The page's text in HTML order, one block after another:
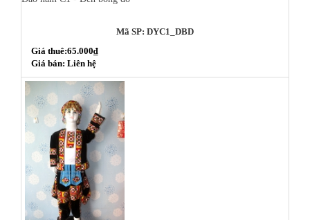
Mã SP: DYC1_DBD
Giá thuê:65.000₫
Giá bán: Liên hệ